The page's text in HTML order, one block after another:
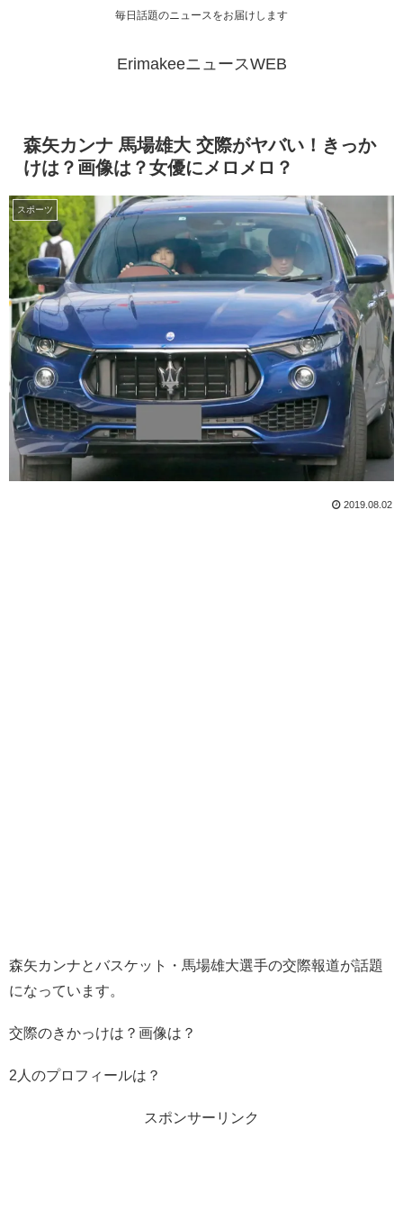
毎日話題のニュースをお届けします
ErimakeeニュースWEB
森矢カンナ 馬場雄大 交際がヤバい！きっか
けは？画像は？女優にメロメロ？
スポーツ
2019.08.02
森矢カンナとバスケット・馬場雄大選手の交際報道が話題
になっています。
交際のきかっけは？画像は？
2人のプロフィールは？
スポンサーリンク